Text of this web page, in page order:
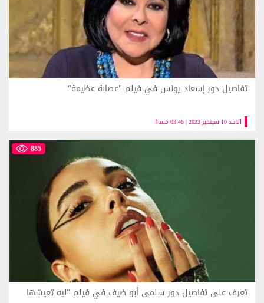
الاحد 10 سبتمبر 2023 | 03:46 مساءً
تفاصيل دور إسعاد يونس في فيلم "عصابة عظيمة"
885
تعرف على تفاصيل دور سلمى أبو ضيف في فيلم "ليه تعيشها